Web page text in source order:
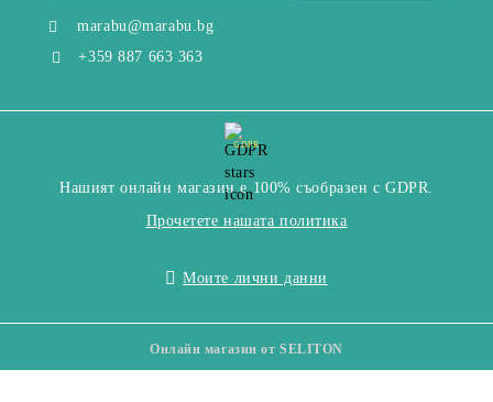
marabu@marabu.bg
+359 887 663 363
GDPR
Нашият онлайн магазин е 100% съобразен с GDPR.
Прочетете нашата политика
Моите лични данни
Онлайн магазин от SELITON